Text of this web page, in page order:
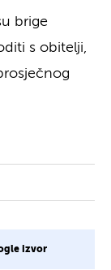
brige
s obitelji,
izvor